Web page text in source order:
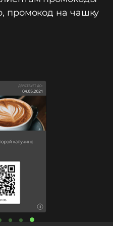
промокод на чашку